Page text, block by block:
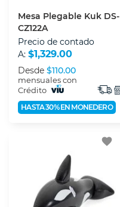
Mesa Plegable Kuk DS-
CZ122A
Precio de contado
A: $1,329.00
Desde $110.00
mensuales con
Crédito
HASTA 30% EN MONEDERO
favorite